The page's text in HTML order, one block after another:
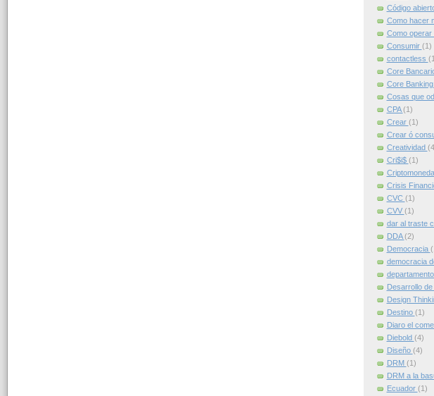
Código
Como hacer
Como operar
Consumir (1)
contactless
Core
Core Banking
Cosas que
CPA(1)
Crear (1)
Crear ó
Creatividad
Cri$i$ (1)
Criptomoneda
Crisis
CVC (1)
CVV (1)
dar al traste
DDA(2)
Democracia
democracia
Desarrollo
Design
Destino (1)
Diaro el
Diebold (4)
Diseño (4)
DRM (1)
DRM a la
Ecuador (1)